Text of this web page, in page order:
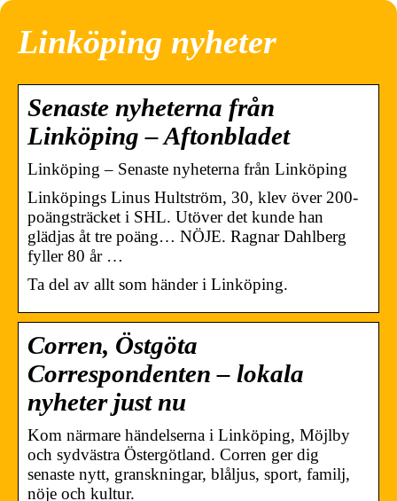
Linköping nyheter
Senaste nyheterna från
Linköping – Aftonbladet
Linköping – Senaste nyheterna från Linköping
Linköpings Linus Hultström, 30, klev över 200-
poängsträcket i SHL. Utöver det kunde han
glädjas åt tre poäng… NÖJE. Ragnar Dahlberg
fyller 80 år …
Ta del av allt som händer i Linköping.
Corren, Östgöta
Correspondenten – lokala
nyheter just nu
Kom närmare händelserna i Linköping, Möjlby
och sydvästra Östergötland. Corren ger dig
senaste nytt, granskningar, blåljus, sport, familj,
nöje och kultur.